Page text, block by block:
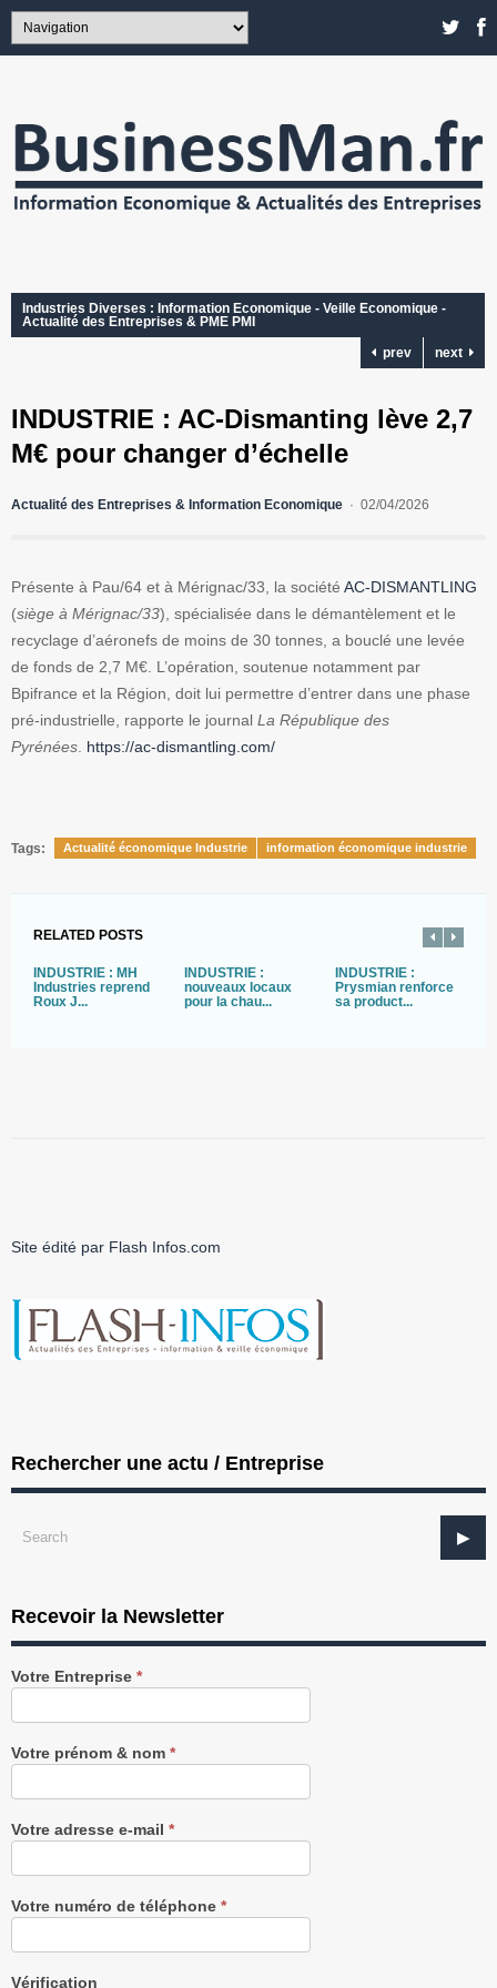
Industries Diverses : Information Economique - Veille Economique -
Actualité des Entreprises & PME PMI
prev
next
INDUSTRIE : AC-Dismanting lève 2,7
M€ pour changer d’échelle
Actualité des Entreprises & Information Economique 02/04/2026
Présente à Pau/64 et à Mérignac/33, la société AC-DISMANTLING
(siège à Mérignac/33), spécialisée dans le démantèlement et le
recyclage d’aéronefs de moins de 30 tonnes, a bouclé une levée
de fonds de 2,7 M€. L’opération, soutenue notamment par
Bpifrance et la Région, doit lui permettre d’entrer dans une phase
pré-industrielle, rapporte le journal La République des
Pyrénées. https://ac-dismantling.com/
Tags: Actualité économique Industrie information économique industrie
RELATED POSTS
INDUSTRIE : MH
Industries reprend
Roux J...
INDUSTRIE :
nouveaux locaux
pour la chau...
INDUSTRIE :
Prysmian renforce
sa product...
Site édité par Flash Infos.com
Rechercher une actu / Entreprise
Recevoir la Newsletter
Recevez
notre
gratuitement
Votre Entreprise *
Votre prénom & nom *
Votre adresse e-mail *
Votre numéro de téléphone *
Vérification